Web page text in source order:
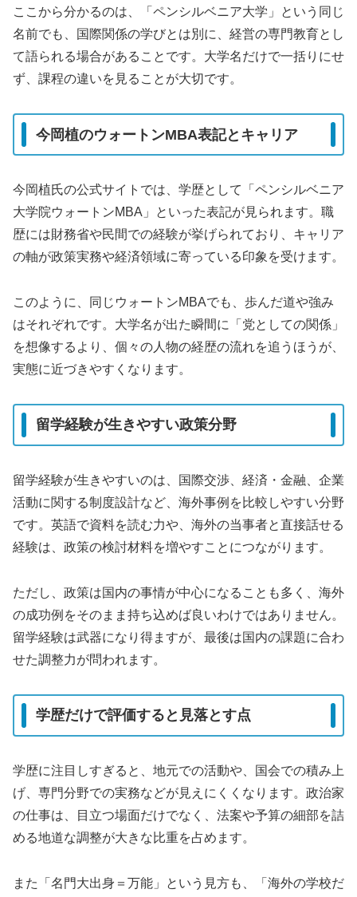
ここから分かるのは、「ペンシルベニア大学」という同じ
名前でも、国際関係の学びとは別に、経営の専門教育とし
て語られる場合があることです。大学名だけで一括りにせ
ず、課程の違いを見ることが大切です。
今岡植のウォートンMBA表記とキャリア
今岡植氏の公式サイトでは、学歴として「ペンシルベニア
大学院ウォートンMBA」といった表記が見られます。職
歴には財務省や民間での経験が挙げられており、キャリア
の軸が政策実務や経済領域に寄っている印象を受けます。
このように、同じウォートンMBAでも、歩んだ道や強み
はそれぞれです。大学名が出た瞬間に「党としての関係」
を想像するより、個々の人物の経歴の流れを追うほうが、
実態に近づきやすくなります。
留学経験が生きやすい政策分野
留学経験が生きやすいのは、国際交渉、経済・金融、企業
活動に関する制度設計など、海外事例を比較しやすい分野
です。英語で資料を読む力や、海外の当事者と直接話せる
経験は、政策の検討材料を増やすことにつながります。
ただし、政策は国内の事情が中心になることも多く、海外
の成功例をそのまま持ち込めば良いわけではありません。
留学経験は武器になり得ますが、最後は国内の課題に合わ
せた調整力が問われます。
学歴だけで評価すると見落とす点
学歴に注目しすぎると、地元での活動や、国会での積み上
げ、専門分野での実務などが見えにくくなります。政治家
の仕事は、目立つ場面だけでなく、法案や予算の細部を詰
める地道な調整が大きな比重を占めます。
また「名門大出身＝万能」という見方も、「海外の学校だ